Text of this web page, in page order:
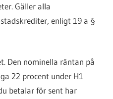
Gäller alla
enligt 19 a §
Den nominella räntan på
22 procent under H1
betalar för sent har